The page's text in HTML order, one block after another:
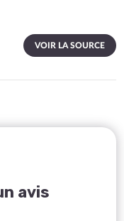
VOIR LA SOURCE
avis